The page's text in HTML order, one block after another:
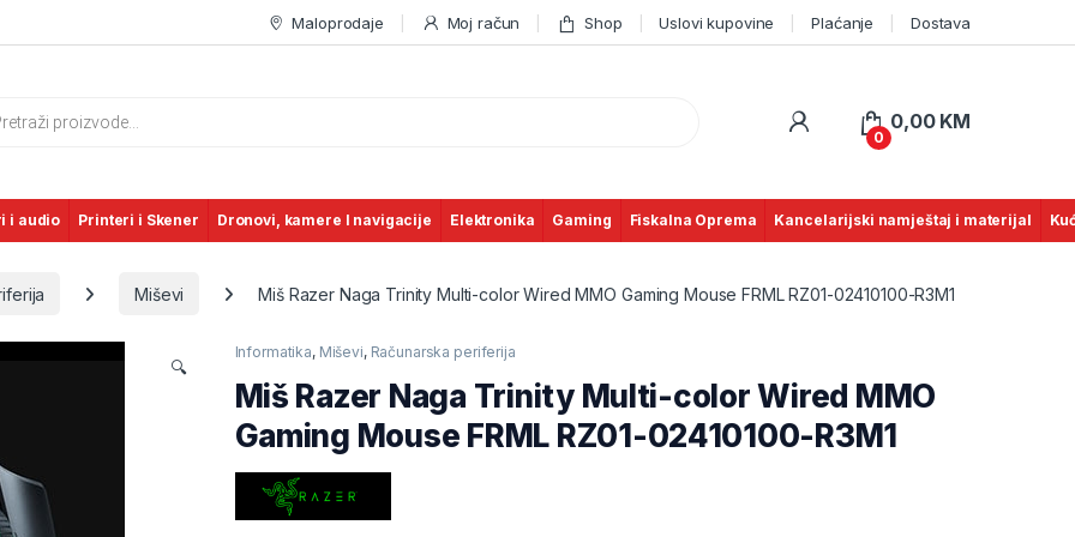
Maloprodaje Moj račun Shop Uslovi kupovine Plaćanje Dostava
search
0
0,00 KM
i audio Printeri i Skener Dronovi, kamere I navigacije Elektronika Gaming Fiskalna Oprema Kancelarijski namještaj i materijal
Miševi Miš Razer Naga Trinity Multi-color Wired MMO Gaming Mouse FRML RZ01-02410100-R3M1
🔍
Informatika, Miševi, Računarska periferija
Miš Razer Naga Trinity Multi-color Wired MMO
Gaming Mouse FRML RZ01-02410100-R3M1